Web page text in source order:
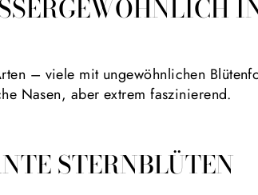
IN
– viele mit ungewöhnlichen
Nasen, aber extrem faszinierend.
STERNBLÜTEN